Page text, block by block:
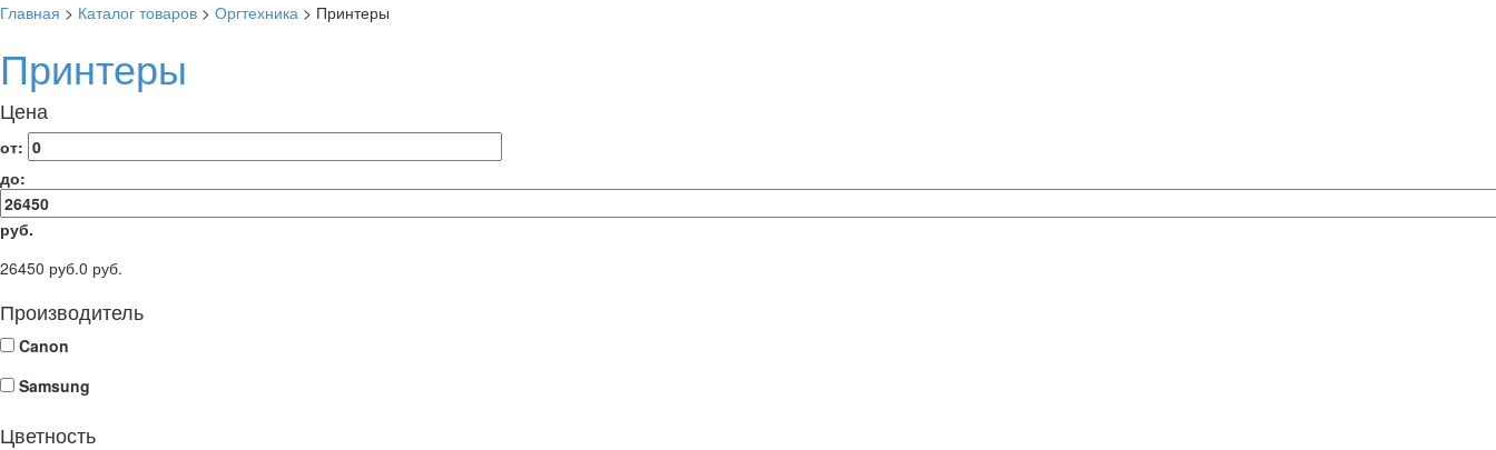
Главная > Каталог товаров > Оргтехника > Принтеры
Принтеры
Цена
от:
до:
руб.
26450 руб.0 руб.
Производитель
Canon
Samsung
Цветность